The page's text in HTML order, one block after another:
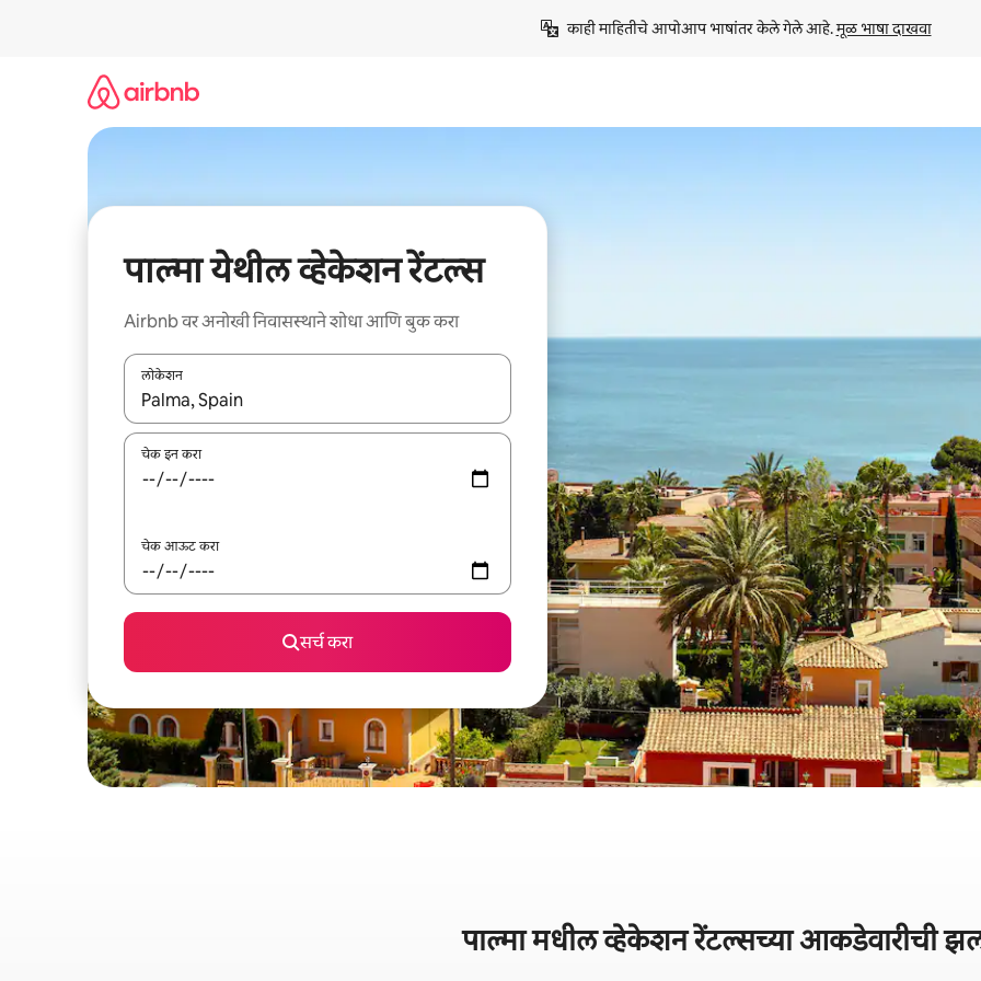
काही माहितीचे आपोआप भाषांतर केले गेले आहे. मूळ भाषा दाखवा
पाल्मा येथील व्हेकेशन रेंटल्स
Airbnb वर अनोखी निवासस्थाने शोधा आणि बुक करा
लोकेशन
जेव्हा परिणाम उपलब्ध असतील, तेव्हा वरच्या आणि खाली बाणांच्या किजसह नेव्हिगेट करा किंवा स्पर्शाने स्वाइप जेश्चर्स वापरून एक्सप्लोर करा.
चेक इन करा
चेक आऊट करा
सर्च करा
पाल्मा मधील व्हेकेशन रेंटल्सच्या आकडेवारीची